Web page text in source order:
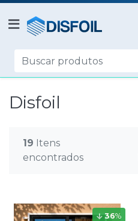
Disfoil
19 Itens
encontrados
36%